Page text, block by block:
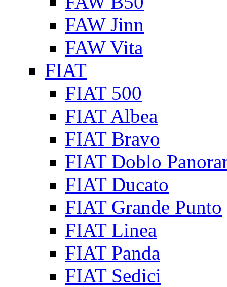
FAW Jinn
FAW Vita
FIAT
FIAT 500
FIAT Albea
FIAT Bravo
FIAT Doblo
FIAT Ducato
FIAT Grande Punto
FIAT Linea
FIAT Panda
FIAT Sedici